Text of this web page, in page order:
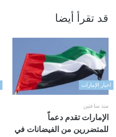
قد تقرأ أيضا
اخبار الإمارات
منذ ساعتين
الإمارات تقدم دعماً
للمتضررين من الفيضانات في